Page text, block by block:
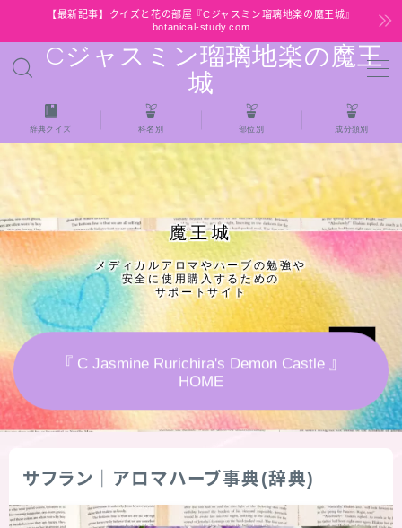
【最新記事】クイズと花の部屋『Cジャスミン瑠璃地楽の魔王城』
botanical-study.com
Cジャスミン瑠璃地楽の魔王
城
MENU
HOME
【最新】クイズと花の部屋
★全種/アロマハーブスパイス基材 プチ辞典ク
イズ＆プチ辞典
★アロマ検定＋αクイズ
★アロマハーブ傾向チェック
秘密部屋
辞典クイズ 科名別 部位別 成分類別
魔王城
メディカルアロマやハーブの勉強や
安全に使用購入するための
サポートサイト
『 C Jasmine Rurichira's Demon Castle 』
HOME
サフラン｜アロマハーブ事典(辞典)